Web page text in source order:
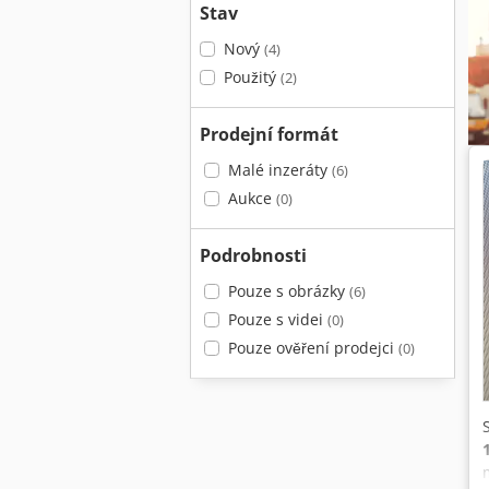
Stav
Nový (4)
Použitý (2)
Prodejní formát
Malé inzeráty (6)
Aukce (0)
Podrobnosti
Pouze s obrázky (6)
Pouze s videi (0)
Pouze ověření prodejci (0)